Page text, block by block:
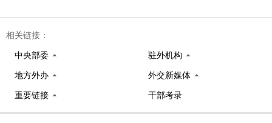
相关链接：
中央部委 驻外机构
地方外办 外交新媒体
重要链接 干部考录